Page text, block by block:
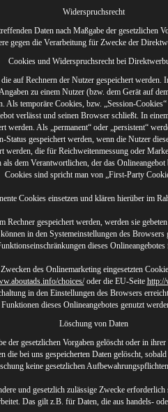
Widerspruchsrecht
Daten nach Maßgabe der gesetzlichen
gegen die Verarbeitung für Zwecke der
Cookies und Widerspruchsrecht bei
auf Rechnern der Nutzer gespeichert
zu einem Nutzer (bzw. dem Gerät auf
Als temporäre Cookies, bzw. „Session-
verlässt und seinen Browser schließt. In
werden. Als „permanent“ oder „persistent“
gespeichert werden, wenn die Nutzer
werden, die für Reichweitenmessung oder
dem Verantwortlichen, der das
Cookies sind spricht man von „First-Party
Cookies einsetzen und klären hierüber im
gespeichert werden, werden sie
in den Systemeinstellungen des
dieses Onlineangebotes
des Onlinemarketing eingesetzten
choices/oder die EU-Seite http://
in den Einstellungen des Browsers
dieses Onlineangebotes genutzt
Löschung von Daten
der gesetzlichen Vorgaben gelöscht oder in
die bei uns gespeicherten Daten gelöscht,
keine gesetzlichen
und gesetzlich zulässige Zwecke
Das gilt z.B. für Daten, die aus handels-